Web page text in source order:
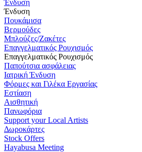
Ένδυση
Ένδυση
Πουκάμισα
Βερμούδες
Μπλούζες/Ζακέτες
Επαγγελματικός Ρουχισμός
Επαγγελματικός Ρουχισμός
Παπούτσια ασφάλειας
Ιατρική Ένδυση
Φόρμες και Γιλέκα Εργασίας
Εστίαση
Αισθητική
Πανωφόρια
Support your Local Artists
Δωροκάρτες
Stock Offers
Hayabusa Meeting